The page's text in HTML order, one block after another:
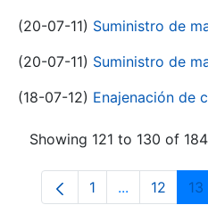
(20-07-11) Suministro de
(20-07-11) Suministro de
(18-07-12) Enajenación de
Showing 121 to 130 of
Page
1 ...Intermediate
Page
12 13